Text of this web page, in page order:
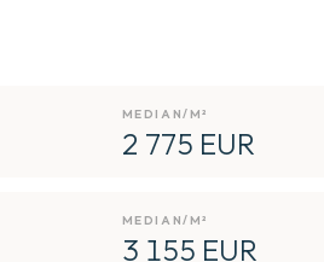
MEDIAN/M²
2 775 EUR
MEDIAN/M²
3 155 EUR